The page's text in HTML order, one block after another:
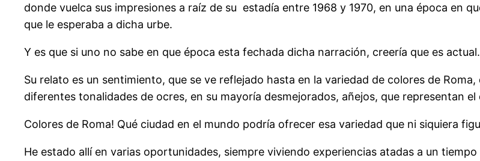
donde vuelca sus impresiones a raíz de su estadía entre 1968 y 1970, en una época en
que le esperaba a dicha urbe.
Y es que si uno no sabe en que época esta fechada dicha narración, creería que es actual.
Su relato es un sentimiento, que se ve reflejado hasta en la variedad de colores de
diferentes tonalidades de ocres, en su mayoría desmejorados, añejos, que representan el
Colores de Roma! Qué ciudad en el mundo podría ofrecer esa variedad que ni siquiera
He estado allí en varias oportunidades, siempre viviendo experiencias atadas a un